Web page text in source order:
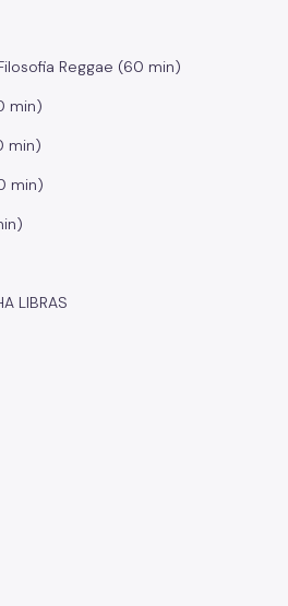
Reggae (60 min)
min)
min)
min)
LIBRAS